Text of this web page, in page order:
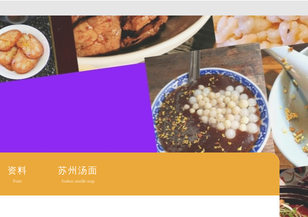
资料
Point
苏州汤面
Suzhou noodle soup